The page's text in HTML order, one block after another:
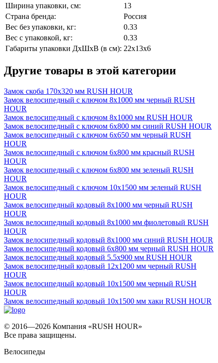
Ширина упаковки, см:
13
Страна бренда:
Россия
Вес без упаковки, кг:
0.33
Вес с упаковкой, кг:
0.33
Габариты упаковки ДхШхВ (в см): 22x13x6
Другие товары в этой категории
Замок скоба 170x320 мм RUSH HOUR
Замок велосипедный с ключом 8х1000 мм черный RUSH
HOUR
Замок велосипедный с ключом 8х1000 мм RUSH HOUR
Замок велосипедный с ключом 6х800 мм синий RUSH HOUR
Замок велосипедный с ключом 6х650 мм черный RUSH
HOUR
Замок велосипедный с ключом 6x800 мм красный RUSH
HOUR
Замок велосипедный с ключом 6x800 мм зеленый RUSH
HOUR
Замок велосипедный с ключом 10x1500 мм зеленый RUSH
HOUR
Замок велосипедный кодовый 8x1000 мм черный RUSH
HOUR
Замок велосипедный кодовый 8x1000 мм фиолетовый RUSH
HOUR
Замок велосипедный кодовый 8x1000 мм синий RUSH HOUR
Замок велосипедный кодовый 6х800 мм черный RUSH HOUR
Замок велосипедный кодовый 5.5х900 мм RUSH HOUR
Замок велосипедный кодовый 12x1200 мм черный RUSH
HOUR
Замок велосипедный кодовый 10x1500 мм черный RUSH
HOUR
Замок велосипедный кодовый 10x1500 мм хаки RUSH HOUR
© 2016—2026 Компания «RUSH HOUR»
Все права защищены.
Велосипеды